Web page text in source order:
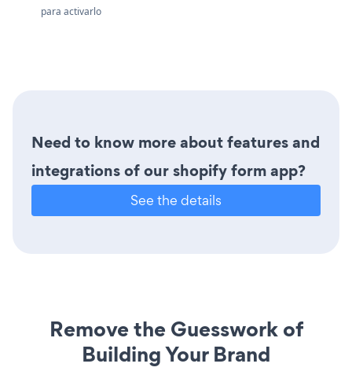
para activarlo
Need to know more about features and
integrations of our shopify form app?
See the details
Remove the Guesswork of
Building Your Brand